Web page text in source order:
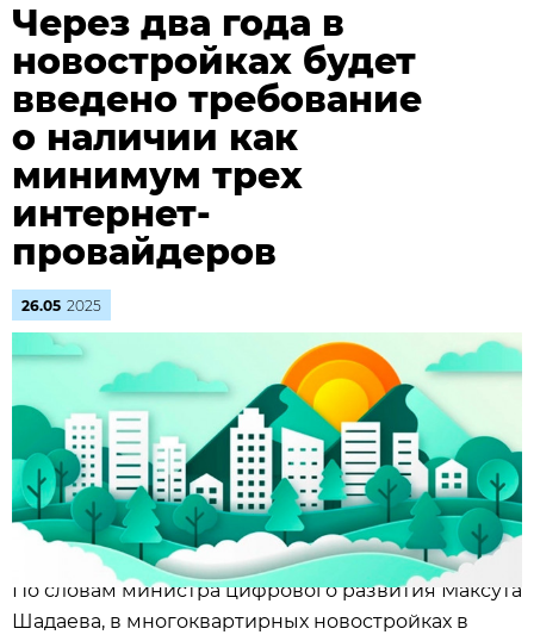
Через два года в
новостройках будет
введено требование
о наличии как
минимум трех
интернет-
провайдеров
26.05 2025
По словам министра цифрового развития Максута
Шадаева, в многоквартирных новостройках в